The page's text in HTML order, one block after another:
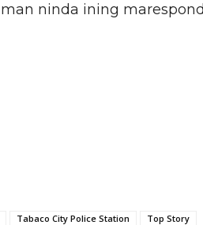
ninda ining
Tabaco City Police Station Top Story